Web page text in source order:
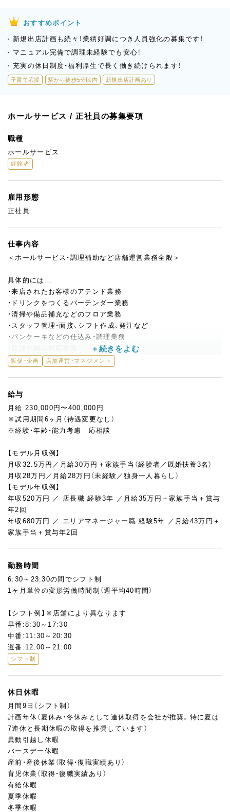
おすすめポイント
新規出店計画も続々！業績好調につき人員強化の募集です！
マニュアル完備で調理未経験でも安心！
充実の休日制度・福利厚生で長く働き続けられます！
子育て応援 駅から徒歩5分以内 新規出店計画あり
ホールサービス / 正社員の募集要項
職種
ホールサービス
経験者
雇用形態
正社員
仕事内容
＜ホールサービス・調理補助など店舗運営業務全般＞
具体的には…
・来店されたお客様のアテンド業務
・ドリンクをつくるバーテンダー業務
・清掃や備品補充などのフロア業務
・スタッフ管理・面接、シフト作成、発注など
・パンケーキなどの仕込み・調理業務
任せします。
ハワイの雰囲気そのままに、堅苦しさとは無縁の接客スタイル。
自宅に友達を招いたときのようなフレンドリーさと明るい笑顔で
お客様をお迎えしてください！
れるよう作業のマニュアルを完備しているのでご安心ください
ね。
店舗業務に慣れてきたら、食材の発注やスタッフへの指導・育成な
どのマネジメント業務に携わり、店長を目指していただきます。
また、ゆくゆくは新店の立ち上げ、SV・エリアマネージャー、キッ
チンアドバイザーへのキャリアステップも十分可能！
また、人事や広報として本部職の道など、選択肢は多数用意されて
いるので、是非活躍のフィールドを広げていってください。
ひとつの店舗に3～5名の社員を配置し、近隣店舗からのヘルプも
あるなどみんなでフォローしあって店舗を運営しています。
飲食業界で働くうえでよくある悩みである「希望の休みや連休が
季は7連休も取得可能。
産休・育休取得も活発で育休は男女ともに取得実績があり、復帰後
は時短勤務で働くこともできます。
ライフステージが変わっても長く働きつづけることができる環境
です。
販促・企画 店舗運営・マネジメント
給与
月給 230,000円〜400,000円
※試用期間6ヶ月（待遇変更なし）
※経験・年齢・能力考慮 応相談
【モデル月収例】
月収32.5万円／月給30万円＋家族手当（経験者／既婚扶養3名）
月収28万円／月給28万円（未経験／独身一人暮らし）
【モデル年収例】
年収520万円 ／ 店長職 経験3年 ／月給35万円＋家族手当＋賞与
年2回
年収680万円 ／ エリアマネージャー職 経験5年 ／月給43万円＋
家族手当＋賞与年2回
勤務時間
6:30～23:30の間でシフト制
1ヶ月単位の変形労働時間制（週平均40時間）
【シフト例】※店舗により異なります
早番:8:30～17:30
中番:11:30～20:30
遅番:12:00～21:00
シフト制
休日休暇
月間9日（シフト制）
計画年休（夏休み・冬休みとして連休取得を会社が推奨。特に夏は
7連休と長期休暇の取得を推奨しています）
異動引越し休暇
バースデー休暇
産前・産後休業（取得・復職実績あり）
育児休業（取得・復職実績あり）
有給休暇
夏季休暇
冬季休暇